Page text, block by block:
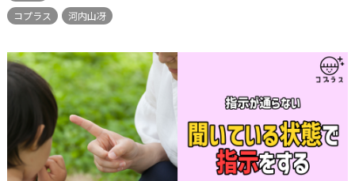
コプラス
河内山冴